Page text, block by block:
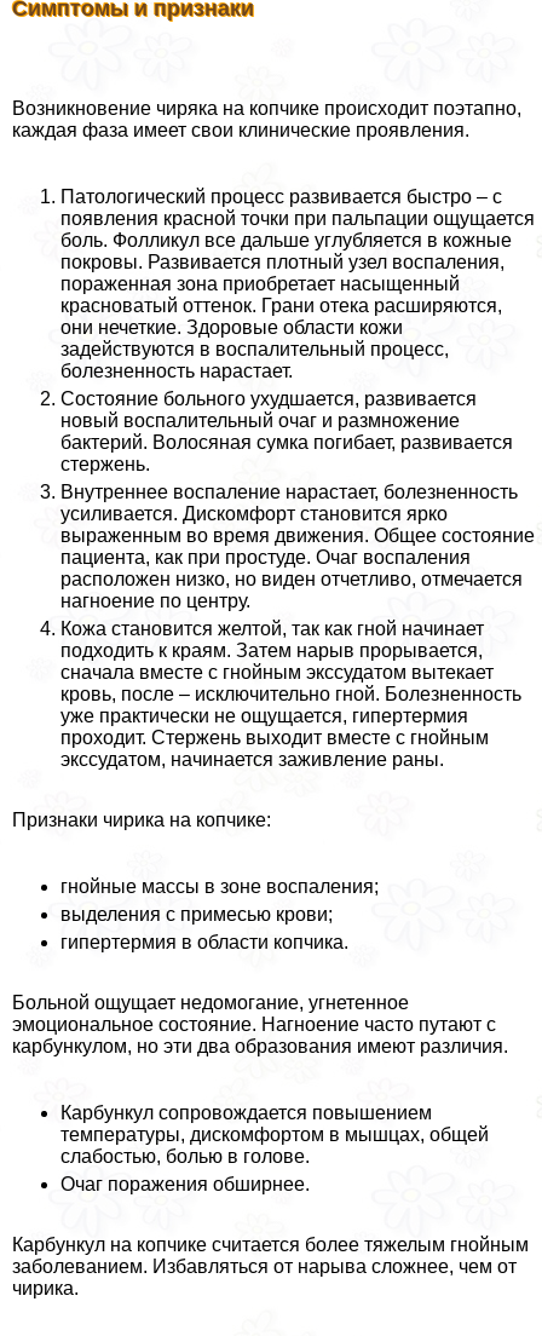
Симптомы и признаки
Возникновение чиряка на копчике происходит поэтапно,
каждая фаза имеет свои клинические проявления.
Патологический процесс развивается быстро – с
появления красной точки при пальпации ощущается
боль. Фолликул все дальше углубляется в кожные
покровы. Развивается плотный узел воспаления,
пораженная зона приобретает насыщенный
красноватый оттенок. Грани отека расширяются,
они нечеткие. Здоровые области кожи
задействуются в воспалительный процесс,
болезненность нарастает.
Состояние больного ухудшается, развивается
новый воспалительный очаг и размножение
бактерий. Волосяная сумка погибает, развивается
стержень.
Внутреннее воспаление нарастает, болезненность
усиливается. Дискомфорт становится ярко
выраженным во время движения. Общее состояние
пациента, как при простуде. Очаг воспаления
расположен низко, но виден отчетливо, отмечается
нагноение по центру.
Кожа становится желтой, так как гной начинает
подходить к краям. Затем нарыв прорывается,
сначала вместе с гнойным экссудатом вытекает
кровь, после – исключительно гной. Болезненность
уже пpaктически не ощущается, гипертермия
проходит. Стержень выходит вместе с гнойным
экссудатом, начинается заживление раны.
Признаки чирика на копчике:
гнойные массы в зоне воспаления;
выделения с примесью крови;
гипертермия в области копчика.
Больной ощущает недомогание, угнетенное
эмоциональное состояние. Нагноение часто путают с
карбункулом, но эти два образования имеют различия.
Карбункул сопровождается повышением
температуры, дискомфортом в мышцах, общей
слабостью, болью в голове.
Очаг поражения обширнее.
Карбункул на копчике считается более тяжелым гнойным
заболеванием. Избавляться от нарыва сложнее, чем от
чирика.